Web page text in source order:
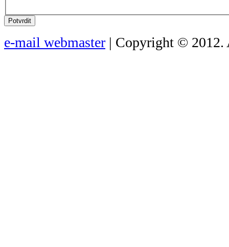
Potvrdit
e-mail webmaster | Copyright © 2012.